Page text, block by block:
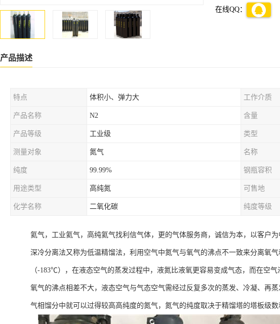
在线QQ：
产品描述
特点 体积小、弹力大 工作介质
产品名称 N2 含量
产品等级 工业级 类型
测量对象 氮气 名称
纯度 99.99% 钢瓶容积
用途类型 高纯氮 可售地
化学名称 二氧化碳 纯度等级
氦气，工业氦气，高纯氦气找利信气体，更的气体服务商，诚信为本，以客户
深冷分离法又称为低温精馏法，利用空气中氮气与氧气的沸点不一致来分离氧
（-183℃），在液态空气的蒸发过程中，液氮比液氧更容易变成气态，而在空
氧气的沸点相差不大，液态空气与气态空气需经过反复多次的蒸发、冷凝、再
气相馏分中就可以过得较高高纯度的氮气，氮气的纯度取决于精馏塔的塔板级数